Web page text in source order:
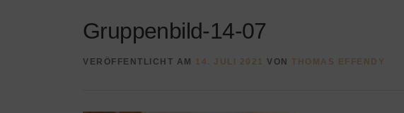
Gruppenbild-14-07
VERÖFFENTLICHT AM 14. JULI 2021 VON THOMAS EFFENDY